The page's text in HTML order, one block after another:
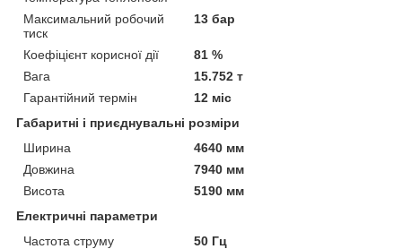
Максимальний робочий
тиск
13 бар
Коефіцієнт корисної дії
81 %
Вага
15.752 т
Гарантійний термін
12 міс
Габаритні і приєднувальні розміри
Ширина
4640 мм
Довжина
7940 мм
Висота
5190 мм
Електричні параметри
Частота струму
50 Гц